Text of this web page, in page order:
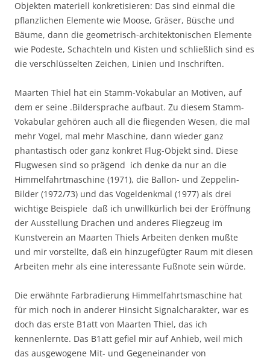
Objekten materiell konkretisieren: Das sind einmal die
pflanzlichen Elemente wie Moose, Gräser, Büsche und
Bäume, dann die geometrisch-architektonischen Elemente
wie Podeste, Schachteln und Kisten und schließlich sind es
die verschlüsselten Zeichen, Linien und Inschriften.
Maarten Thiel hat ein Stamm-Vokabular an Motiven, auf
dem er seine .Bildersprache aufbaut. Zu diesem Stamm-
Vokabular gehören auch all die fliegenden Wesen, die mal
mehr Vogel, mal mehr Maschine, dann wieder ganz
phantastisch oder ganz konkret Flug-Objekt sind. Diese
Flugwesen sind so prägend  ich denke da nur an die
Himmelfahrtmaschine (1971), die Ballon- und Zeppelin-
Bilder (1972/73) und das Vogeldenkmal (1977) als drei
wichtige Beispiele  daß ich unwillkürlich bei der Eröffnung
der Ausstellung Drachen und anderes Fliegzeug im
Kunstverein an Maarten Thiels Arbeiten denken mußte
und mir vorstellte, daß ein hinzugefügter Raum mit diesen
Arbeiten mehr als eine interessante Fußnote sein würde.
Die erwähnte Farbradierung Himmelfahrtsmaschine hat
für mich noch in anderer Hinsicht Signalcharakter, war es
doch das erste B1att von Maarten Thiel, das ich
kennenlernte. Das B1att gefiel mir auf Anhieb, weil mich
das ausgewogene Mit- und Gegeneinander von